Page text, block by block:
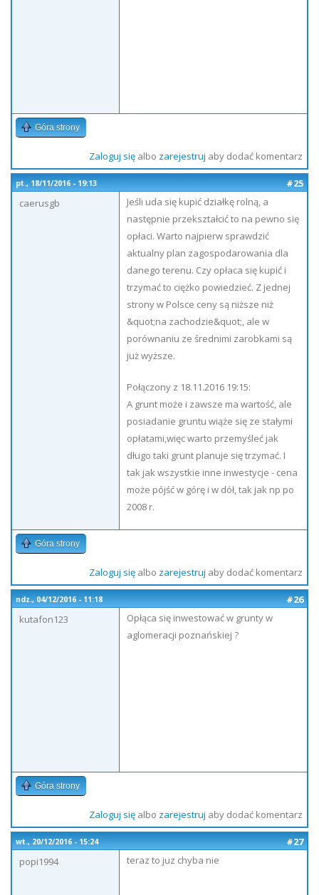
Góra strony
Zaloguj sięalbo zarejestruj aby dodać komentarz
pt., 18/11/2016 - 19:13
#25
caerusgb
Jeśli uda się kupić działkę rolną, a
następnie przekształcić to na pewno się
opłaci. Warto najpierw sprawdzić
aktualny plan zagospodarowania dla
danego terenu. Czy opłaca się kupić i
trzymać to ciężko powiedzieć. Z jednej
strony w Polsce ceny są niższe niż
&quot;na zachodzie&quot;, ale w
porównaniu ze średnimi zarobkami są
już wyższe.
Połączony z 18.11.2016 19:15:
A grunt może i zawsze ma wartość, ale
posiadanie gruntu wiąże się ze stałymi
opłatami,więc warto przemyśleć jak
długo taki grunt planuje się trzymać. I
tak jak wszystkie inne inwestycje - cena
może pójść w górę i w dół, tak jak np po
2008 r.
Góra strony
Zaloguj sięalbo zarejestruj aby dodać komentarz
ndz., 04/12/2016 - 11:18
#26
kutafon123
Opłąca się inwestować w grunty w
aglomeracji poznańskiej ?
Góra strony
Zaloguj sięalbo zarejestruj aby dodać komentarz
wt., 20/12/2016 - 15:24
#27
popi1994
teraz to juz chyba nie